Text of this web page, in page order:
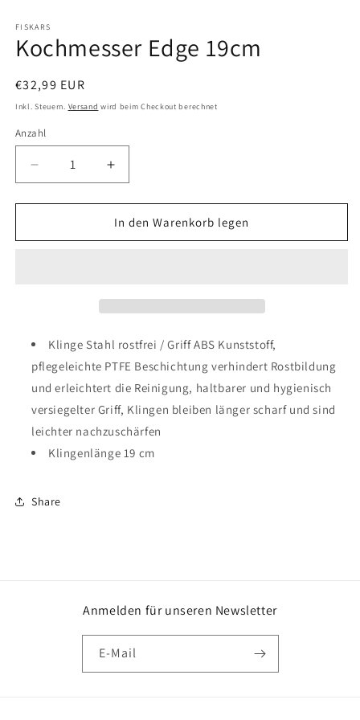
in
Modal
öffnen
FISKARS
Kochmesser Edge 19cm
Normaler
Preis
€32,99 EUR
Inkl. Steuern. Versand wird beim Checkout berechnet
Anzahl
Verringere
die
Menge
Kochmesser
Erhöhe
die
Menge
für
Kochmesser
In den Warenkorb legen
Klinge Stahl rostfrei / Griff ABS Kunststoff,
pflegeleichte PTFE Beschichtung verhindert Rostbildung
und erleichtert die Reinigung, haltbarer und hygienisch
versiegelter Griff, Klingen bleiben länger scharf und sind
leichter nachzuschärfen
Klingenlänge 19 cm
Share
Anmelden für unseren Newsletter
E-Mail